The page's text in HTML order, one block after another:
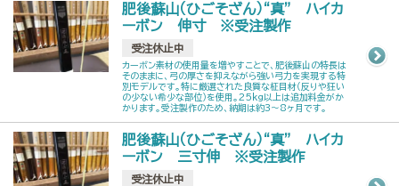
肥後蘇山（ひごそざん）“真” ハイカ
ーボン 伸寸 ※受注製作
受注休止中
カーボン素材の使用量を増やすことで、肥後蘇山の特長は
そのままに、弓の厚さを抑えながら強い弓力を実現する特
別モデルです。特に厳選された良質な柾目材（反りや狂い
の少ない希少な部位）を使用。25kg以上は追加料金がか
かります。受注製作のため、納期は約3～8ヶ月です。
肥後蘇山（ひごそざん）“真” ハイカ
ーボン 三寸伸 ※受注製作
受注休止中